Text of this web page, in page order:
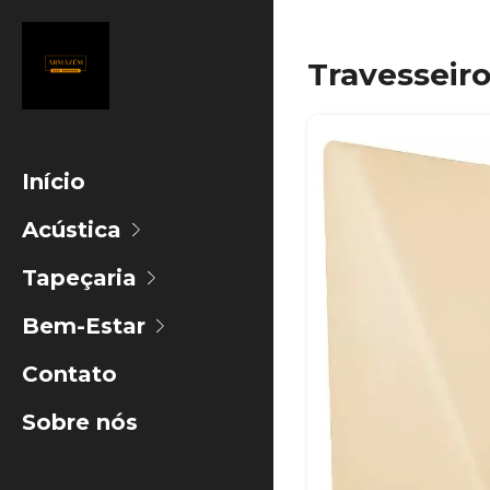
Início
Acústica
Tapeçaria
Bem-Estar
Contato
Sobre nós